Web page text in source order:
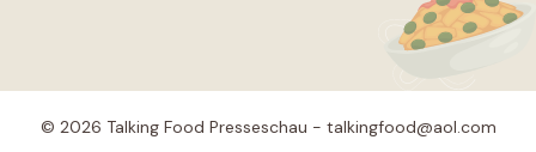
© 2026 Talking Food Presseschau - talkingfood@aol.com